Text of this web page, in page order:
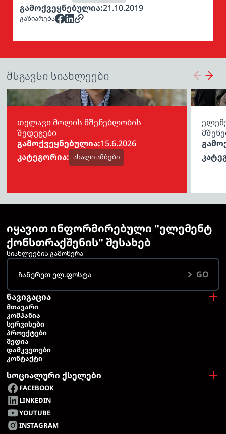
გამოქვეყნებულია:21.10.2019
გაზიარება
მსგავსი სიახლეები
თელავი მოლის მშენებლობის
შედეგები
გამოქვეყნებულია:15.6.2026
კატეგორია: ახალი ამბები
იყავით ინფორმირებული "ელემენტ
ქონსთრაქშენის" შესახებ
სიახლეების გამოწერა
GO
ნავიგაცია
ᲛᲗᲐᲕᲐᲠᲘ
ᲙᲝᲛᲞᲐᲜᲘᲐ
ᲡᲔᲠᲕᲘᲡᲔᲑᲘ
ᲞᲠᲝᲔᲥᲢᲔᲑᲘ
ᲛᲔᲓᲘᲐ
ᲓᲐᲛᲙᲕᲔᲗᲔᲑᲘ
ᲙᲝᲜᲢᲐᲥᲢᲘ
სოციალური ქსელები
FACEBOOK
LINKEDIN
YOUTUBE
INSTAGRAM